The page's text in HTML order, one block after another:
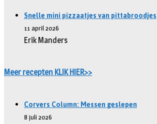
Snelle mini pizzaatjes van pittabroodjes
11 april 2026
Erik Manders
Meer recepten KLIK HIER>>
Corvers Column: Messen geslepen
8 juli 2026